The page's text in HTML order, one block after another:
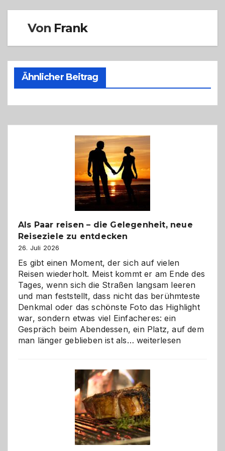
Von Frank
Ähnlicher Beitrag
Als Paar reisen – die Gelegenheit, neue
Reiseziele zu entdecken
26. Juli 2026
Es gibt einen Moment, der sich auf vielen
Reisen wiederholt. Meist kommt er am Ende des
Tages, wenn sich die Straßen langsam leeren
und man feststellt, dass nicht das berühmteste
Denkmal oder das schönste Foto das Highlight
war, sondern etwas viel Einfacheres: ein
Gespräch beim Abendessen, ein Platz, auf dem
man länger geblieben ist als… Als
–
die
Gelegenheit,
neue
Reiseziele
zu
entdecken
weiterlesen